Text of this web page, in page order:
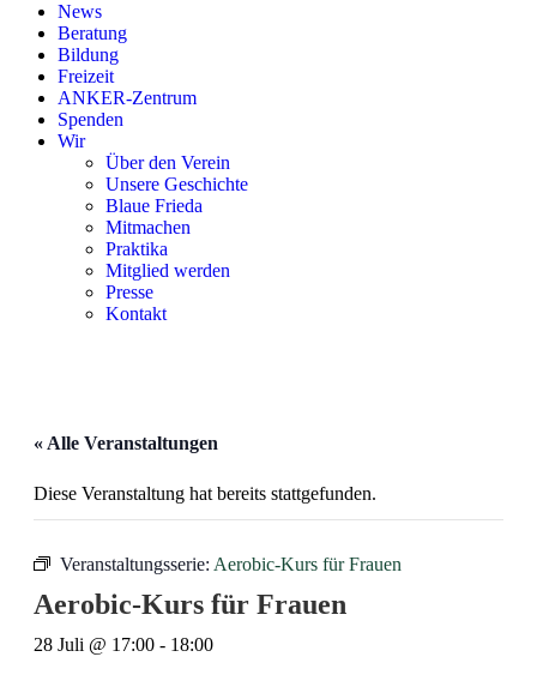
News
Beratung
Bildung
Freizeit
ANKER-Zentrum
Spenden
Wir
Über den Verein
Unsere Geschichte
Blaue Frieda
Mitmachen
Praktika
Mitglied werden
Presse
Kontakt
« Alle Veranstaltungen
Diese Veranstaltung hat bereits stattgefunden.
Veranstaltungsserie: Aerobic-Kurs für Frauen
Aerobic-Kurs für Frauen
28 Juli @ 17:00 - 18:00